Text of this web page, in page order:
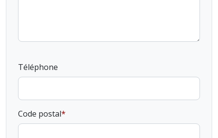
Téléphone
Code postal